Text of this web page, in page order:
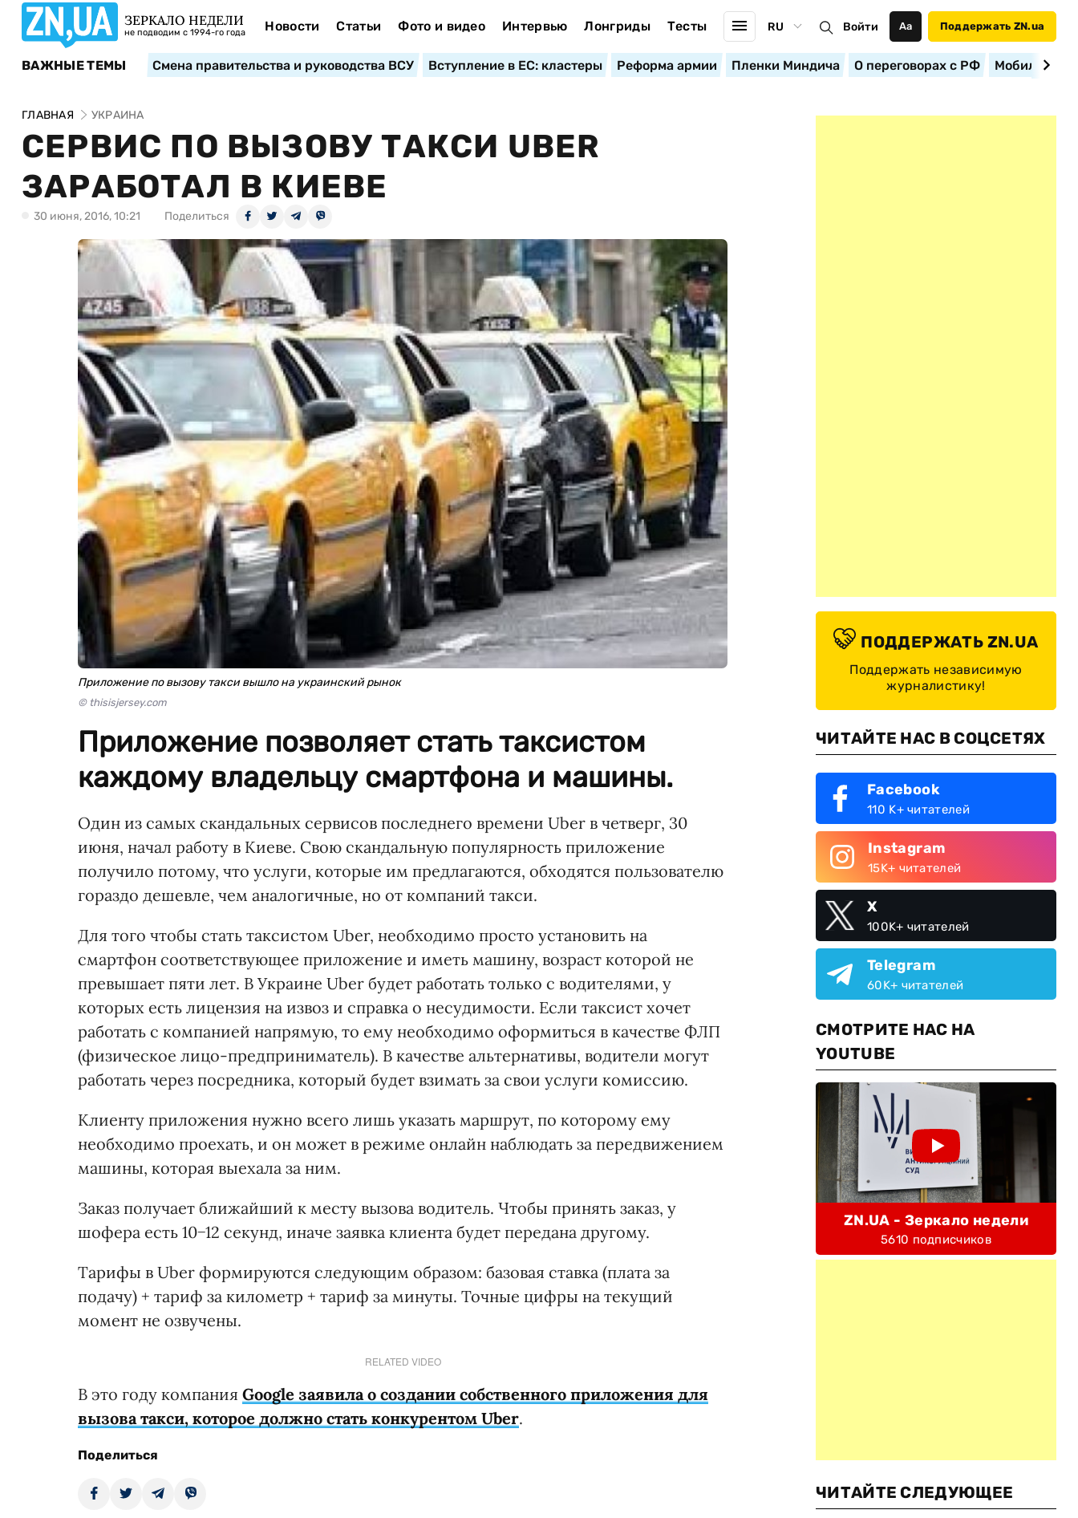
ЗЕРКАЛО НЕДЕЛИ
не подводим с 1994-го года Новости Статьи Фото и видео Интервью Лонгриды Тесты RU Войти Аа Поддержать ZN.ua
ВАЖНЫЕ ТЕМЫ Смена правительства и руководства ВСУ Вступление в ЕС: кластеры Реформа армии Пленки Миндича О переговорах с РФ
ГЛАВНАЯ УКРАИНА
СЕРВИС ПО ВЫЗОВУ ТАКСИ UBER
ЗАРАБОТАЛ В КИЕВЕ
30 июня, 2016, 10:21 Поделиться
Приложение по вызову такси вышло на украинский рынок
© thisisjersey.com
Приложение позволяет стать таксистом
каждому владельцу смартфона и машины.
Один из самых скандальных сервисов последнего времени Uber в четверг, 30
июня, начал работу в Киеве. Свою скандальную популярность приложение
получило потому, что услуги, которые им предлагаются, обходятся пользователю
гораздо дешевле, чем аналогичные, но от компаний такси.
Для того чтобы стать таксистом Uber, необходимо просто установить на
смартфон соответствующее приложение и иметь машину, возраст которой не
превышает пяти лет. В Украине Uber будет работать только с водителями, у
которых есть лицензия на извоз и справка о несудимости. Если таксист хочет
работать с компанией напрямую, то ему необходимо оформиться в качестве ФЛП
(физическое лицо-предприниматель). В качестве альтернативы, водители могут
работать через посредника, который будет взимать за свои услуги комиссию.
Клиенту приложения нужно всего лишь указать маршрут, по которому ему
необходимо проехать, и он может в режиме онлайн наблюдать за передвижением
машины, которая выехала за ним.
Заказ получает ближайший к месту вызова водитель. Чтобы принять заказ, у
шофера есть 10−12 секунд, иначе заявка клиента будет передана другому.
Тарифы в Uber формируются следующим образом: базовая ставка (плата за
подачу) + тариф за километр + тариф за минуты. Точные цифры на текущий
момент не озвучены.
RELATED VIDEO
В это году компания Gооgle заявила о создании собственного приложения для
вызова такси, которое должно стать конкурентом Uber.
Поделиться
ПОДДЕРЖАТЬ ZN.UA
Поддержать независимую
журналистику!
ЧИТАЙТЕ НАС В СОЦСЕТЯХ
Facebook
110 K+ читателей
Instagram
15K+ читателей
X
100K+ читателей
Telegram
60K+ читателей
СМОТРИТЕ НАС НА
YOUTUBE
ZN.UA - Зеркало недели
5610 подписчиков
ЧИТАЙТЕ СЛЕДУЮЩЕЕ